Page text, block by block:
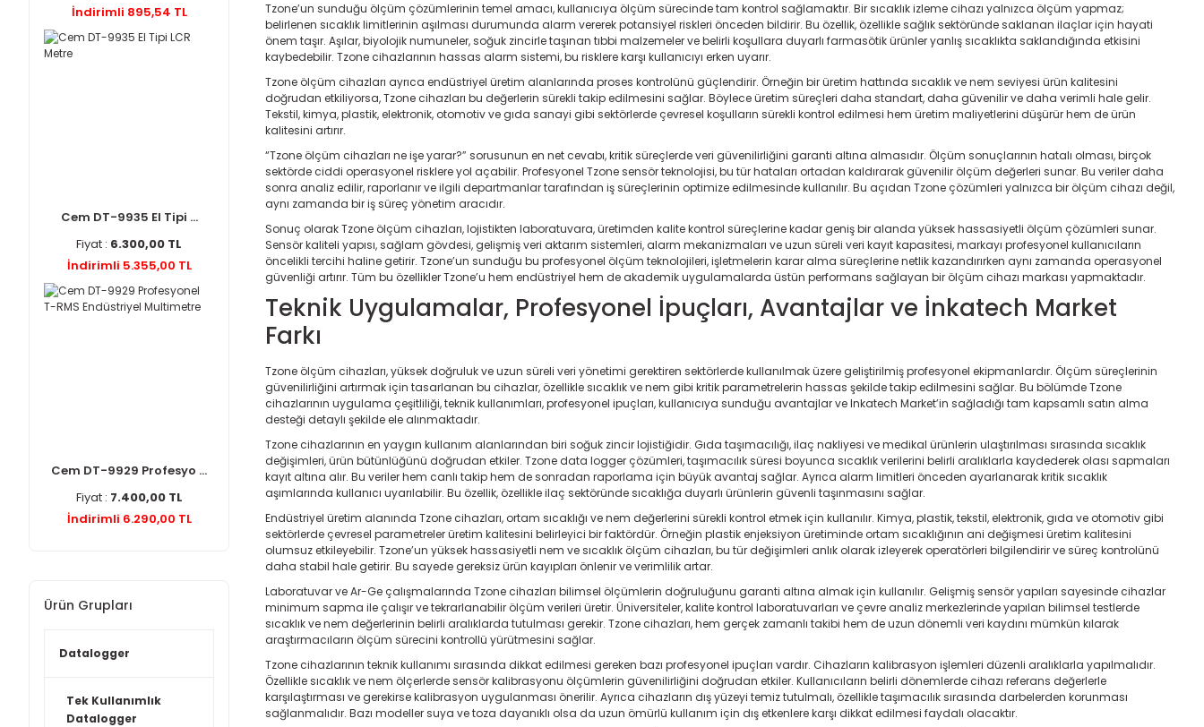
İndirimli 895,54 TL
Cem DT-9935 El Tipi ...
Fiyat : 6.300,00 TL
İndirimli 5.355,00 TL
Cem DT-9929 Profesyo ...
Fiyat : 7.400,00 TL
İndirimli 6.290,00 TL
Ürün Grupları
Datalogger
Tek Kullanımlık
Datalogger
Tzone’un sunduğu ölçüm çözümlerinin temel amacı, kullanıcıya ölçüm sürecinde tam kontrol sağlamaktır. Bir sıcaklık izleme cihazı yalnızca ölçüm yapmaz;
belirlenen sıcaklık limitlerinin aşılması durumunda alarm vererek potansiyel riskleri önceden bildirir. Bu özellik, özellikle sağlık sektöründe saklanan ilaçlar için hayati
önem taşır. Aşılar, biyolojik numuneler, soğuk zincirle taşınan tıbbi malzemeler ve belirli koşullara duyarlı farmasötik ürünler yanlış sıcaklıkta saklandığında etkisini
kaybedebilir. Tzone cihazlarının hassas alarm sistemi, bu risklere karşı kullanıcıyı erken uyarır.
Tzone ölçüm cihazları ayrıca endüstriyel üretim alanlarında proses kontrolünü güçlendirir. Örneğin bir üretim hattında sıcaklık ve nem seviyesi ürün kalitesini
doğrudan etkiliyorsa, Tzone cihazları bu değerlerin sürekli takip edilmesini sağlar. Böylece üretim süreçleri daha standart, daha güvenilir ve daha verimli hale gelir.
Tekstil, kimya, plastik, elektronik, otomotiv ve gıda sanayi gibi sektörlerde çevresel koşulların sürekli kontrol edilmesi hem üretim maliyetlerini düşürür hem de ürün
kalitesini artırır.
“Tzone ölçüm cihazları ne işe yarar?” sorusunun en net cevabı, kritik süreçlerde veri güvenilirliğini garanti altına almasıdır. Ölçüm sonuçlarının hatalı olması, birçok
sektörde ciddi operasyonel risklere yol açabilir. Profesyonel Tzone sensör teknolojisi, bu tür hataları ortadan kaldırarak güvenilir ölçüm değerleri sunar. Bu veriler daha
sonra analiz edilir, raporlanır ve ilgili departmanlar tarafından iş süreçlerinin optimize edilmesinde kullanılır. Bu açıdan Tzone çözümleri yalnızca bir ölçüm cihazı değil,
aynı zamanda bir iş süreç yönetim aracıdır.
Sonuç olarak Tzone ölçüm cihazları, lojistikten laboratuvara, üretimden kalite kontrol süreçlerine kadar geniş bir alanda yüksek hassasiyetli ölçüm çözümleri sunar.
Sensör kaliteli yapısı, sağlam gövdesi, gelişmiş veri aktarım sistemleri, alarm mekanizmaları ve uzun süreli veri kayıt kapasitesi, markayı profesyonel kullanıcıların
öncelikli tercihi haline getirir. Tzone’un sunduğu bu profesyonel ölçüm teknolojileri, işletmelerin karar alma süreçlerine netlik kazandırırken aynı zamanda operasyonel
güvenliği artırır. Tüm bu özellikler Tzone’u hem endüstriyel hem de akademik uygulamalarda üstün performans sağlayan bir ölçüm cihazı markası yapmaktadır.
Teknik Uygulamalar, Profesyonel İpuçları, Avantajlar ve İnkatech Market
Farkı
Tzone ölçüm cihazları, yüksek doğruluk ve uzun süreli veri yönetimi gerektiren sektörlerde kullanılmak üzere geliştirilmiş profesyonel ekipmanlardır. Ölçüm süreçlerinin
güvenilirliğini artırmak için tasarlanan bu cihazlar, özellikle sıcaklık ve nem gibi kritik parametrelerin hassas şekilde takip edilmesini sağlar. Bu bölümde Tzone
cihazlarının uygulama çeşitliliği, teknik kullanımları, profesyonel ipuçları, kullanıcıya sunduğu avantajlar ve Inkatech Market’in sağladığı tam kapsamlı satın alma
desteği detaylı şekilde ele alınmaktadır.
Tzone cihazlarının en yaygın kullanım alanlarından biri soğuk zincir lojistiğidir. Gıda taşımacılığı, ilaç nakliyesi ve medikal ürünlerin ulaştırılması sırasında sıcaklık
değişimleri, ürün bütünlüğünü doğrudan etkiler. Tzone data logger çözümleri, taşımacılık süresi boyunca sıcaklık verilerini belirli aralıklarla kaydederek olası sapmaları
kayıt altına alır. Bu veriler hem canlı takip hem de sonradan raporlama için büyük avantaj sağlar. Ayrıca alarm limitleri önceden ayarlanarak kritik sıcaklık
aşımlarında kullanıcı uyarılabilir. Bu özellik, özellikle ilaç sektöründe sıcaklığa duyarlı ürünlerin güvenli taşınmasını sağlar.
Endüstriyel üretim alanında Tzone cihazları, ortam sıcaklığı ve nem değerlerini sürekli kontrol etmek için kullanılır. Kimya, plastik, tekstil, elektronik, gıda ve otomotiv gibi
sektörlerde çevresel parametreler üretim kalitesini belirleyici bir faktördür. Örneğin plastik enjeksiyon üretiminde ortam sıcaklığının ani değişmesi üretim kalitesini
olumsuz etkileyebilir. Tzone’un yüksek hassasiyetli nem ve sıcaklık ölçüm cihazları, bu tür değişimleri anlık olarak izleyerek operatörleri bilgilendirir ve süreç kontrolünü
daha stabil hale getirir. Bu sayede gereksiz ürün kayıpları önlenir ve verimlilik artar.
Laboratuvar ve Ar-Ge çalışmalarında Tzone cihazları bilimsel ölçümlerin doğruluğunu garanti altına almak için kullanılır. Gelişmiş sensör yapıları sayesinde cihazlar
minimum sapma ile çalışır ve tekrarlanabilir ölçüm verileri üretir. Üniversiteler, kalite kontrol laboratuvarları ve çevre analiz merkezlerinde yapılan bilimsel testlerde
sıcaklık ve nem değerlerinin belirli aralıklarda tutulması gerekir. Tzone cihazları, hem gerçek zamanlı takibi hem de uzun dönemli veri kaydını mümkün kılarak
araştırmacıların ölçüm sürecini kontrollü yürütmesini sağlar.
Tzone cihazlarının teknik kullanımı sırasında dikkat edilmesi gereken bazı profesyonel ipuçları vardır. Cihazların kalibrasyon işlemleri düzenli aralıklarla yapılmalıdır.
Özellikle sıcaklık ve nem ölçerlerde sensör kalibrasyonu ölçümlerin güvenilirliğini doğrudan etkiler. Kullanıcıların belirli dönemlerde cihazı referans değerlerle
karşılaştırması ve gerekirse kalibrasyon uygulanması önerilir. Ayrıca cihazların dış yüzeyi temiz tutulmalı, özellikle taşımacılık sırasında darbelerden korunması
sağlanmalıdır. Bazı modeller suya ve toza dayanıklı olsa da uzun ömürlü kullanım için dış etkenlere karşı dikkat edilmesi faydalı olacaktır.